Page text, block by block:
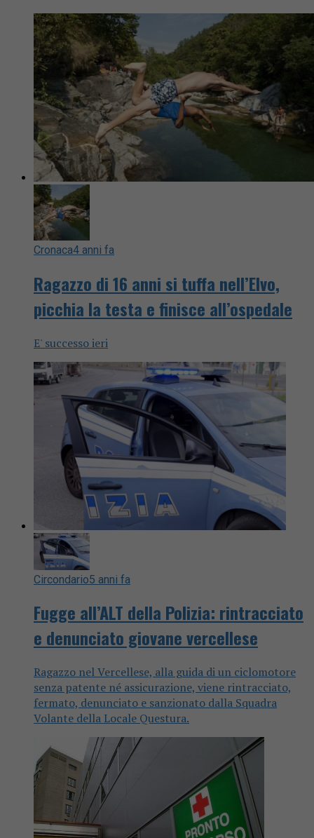
Cronaca4 anni fa
Ragazzo di 16 anni si tuffa nell’Elvo,
picchia la testa e finisce all’ospedale
E' successo ieri
Circondario5 anni fa
Fugge all’ALT della Polizia: rintracciato
e denunciato giovane vercellese
Ragazzo nel Vercellese, alla guida di un ciclomotore
senza patente né assicurazione, viene rintracciato,
fermato, denunciato e sanzionato dalla Squadra
Volante della Locale Questura.